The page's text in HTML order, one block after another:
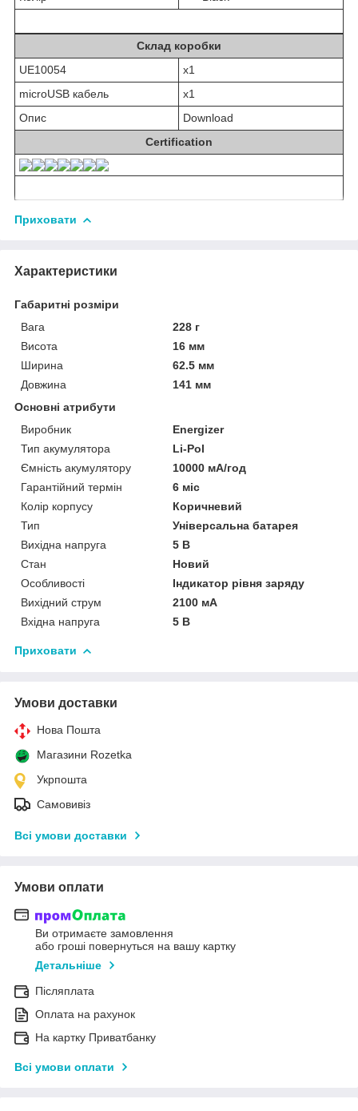
Склад коробки
UE10054
x1
microUSB кабель
x1
Опис
Download
Certification
Приховати
Характеристики
Габаритні розміри
Вага
228 г
Висота
16 мм
Ширина
62.5 мм
Довжина
141 мм
Основні атрибути
Виробник
Energizer
Тип акумулятора
Li-Pol
Ємність акумулятору
10000 мА/год
Гарантійний термін
6 міс
Колір корпусу
Коричневий
Тип
Універсальна батарея
Вихідна напруга
5 В
Стан
Новий
Особливості
Індикатор рівня заряду
Вихідний струм
2100 мА
Вхідна напруга
5 В
Приховати
Умови доставки
Нова Пошта
Магазини Rozetka
Укрпошта
Самовивіз
Всі умови доставки
Умови оплати
Ви отримаєте замовлення
або гроші повернуться на вашу картку
Детальніше
Післяплата
Оплата на рахунок
На картку Приватбанку
Всі умови оплати